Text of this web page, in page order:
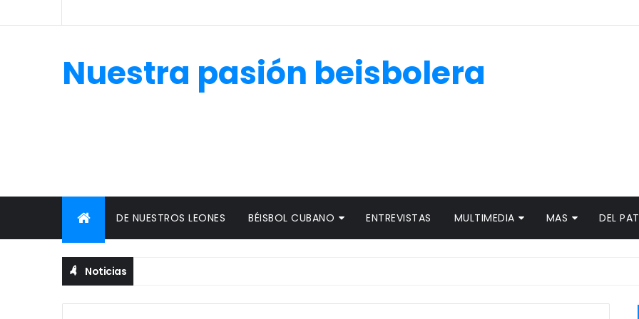
Nuestra pasión beisbolera
DE NUESTROS LEONES BÉISBOL CUBANO ENTREVISTAS MULTIMEDIA MAS DEL
Noticias